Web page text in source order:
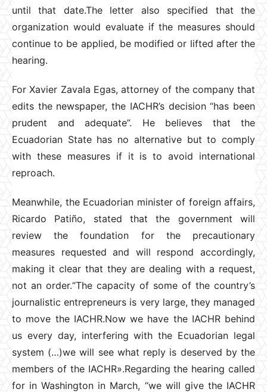
until that date.The letter also specified that the
organization would evaluate if the measures should
continue to be applied, be modified or lifted after the
hearing.
For Xavier Zavala Egas, attorney of the company that
edits the newspaper, the IACHR’s decision “has been
prudent and adequate”. He believes that the
Ecuadorian State has no alternative but to comply
with these measures if it is to avoid international
reproach.
Meanwhile, the Ecuadorian minister of foreign affairs,
Ricardo Patiño, stated that the government will
review the foundation for the precautionary
measures requested and will respond accordingly,
making it clear that they are dealing with a request,
not an order.“The capacity of some of the country’s
journalistic entrepreneurs is very large, they managed
to move the IACHR.Now we have the IACHR behind
us every day, interfering with the Ecuadorian legal
system (…)we will see what reply is deserved by the
members of the IACHR».Regarding the hearing called
for in Washington in March, “we will give the IACHR